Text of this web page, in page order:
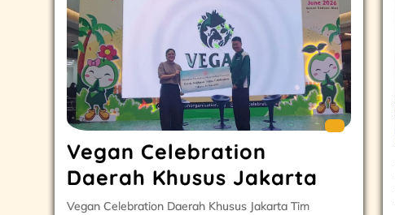
Vegan Celebration
Daerah Khusus Jakarta
Vegan Celebration Daerah Khusus Jakarta Tim